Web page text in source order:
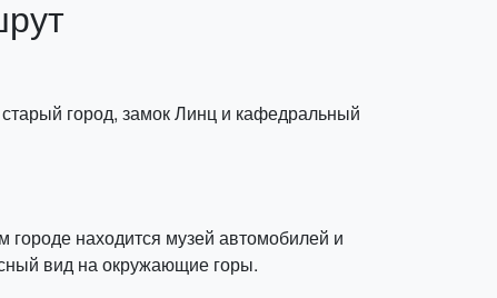
город, замок Линц и кафедральный
находится музей автомобилей и
вид на окружающие горы.